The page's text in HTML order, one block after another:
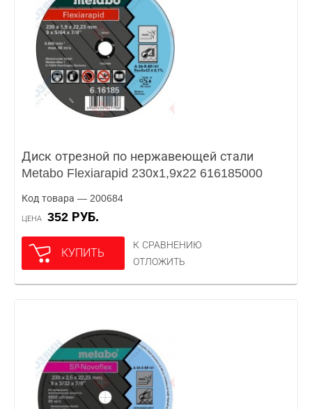
Диск отрезной по нержавеющей стали
Metabo Flexiarapid 230х1,9х22 616185000
Код товара — 200684
ЦЕНА 352 РУБ.
КУПИТЬ
К СРАВНЕНИЮ
ОТЛОЖИТЬ